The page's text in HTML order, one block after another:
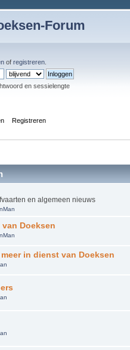
Forum
of registreren
en sessielengte
Registreren
en algemeen nieuws
Doeksen
in dienst van Doeksen